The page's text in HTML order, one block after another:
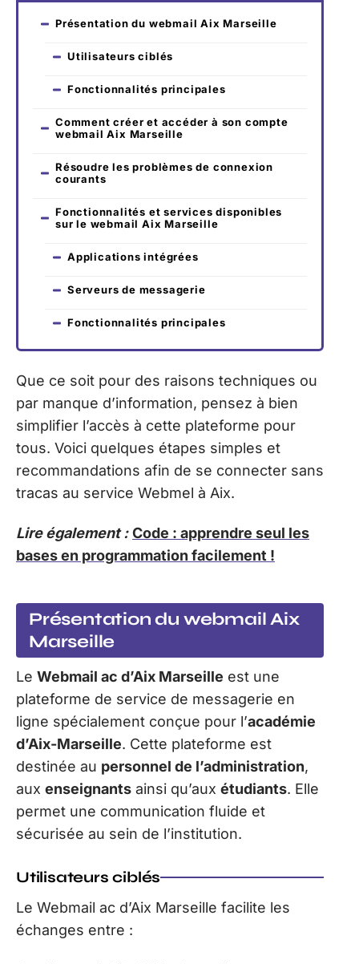
Présentation du webmail Aix Marseille
Utilisateurs ciblés
Fonctionnalités principales
Comment créer et accéder à son compte
webmail Aix Marseille
Résoudre les problèmes de connexion
courants
Fonctionnalités et services disponibles
sur le webmail Aix Marseille
Applications intégrées
Serveurs de messagerie
Fonctionnalités principales
Que ce soit pour des raisons techniques ou
par manque d’information, pensez à bien
simplifier l’accès à cette plateforme pour
tous. Voici quelques étapes simples et
recommandations afin de se connecter sans
tracas au service Webmel à Aix.
Lire également : Code : apprendre seul les
bases en programmation facilement !
Présentation du webmail Aix
Marseille
Le Webmail ac d’Aix Marseille est une
plateforme de service de messagerie en
ligne spécialement conçue pour l’académie
d’Aix-Marseille. Cette plateforme est
destinée au personnel de l’administration,
aux enseignants ainsi qu’aux étudiants. Elle
permet une communication fluide et
sécurisée au sein de l’institution.
Utilisateurs ciblés
Le Webmail ac d’Aix Marseille facilite les
échanges entre :